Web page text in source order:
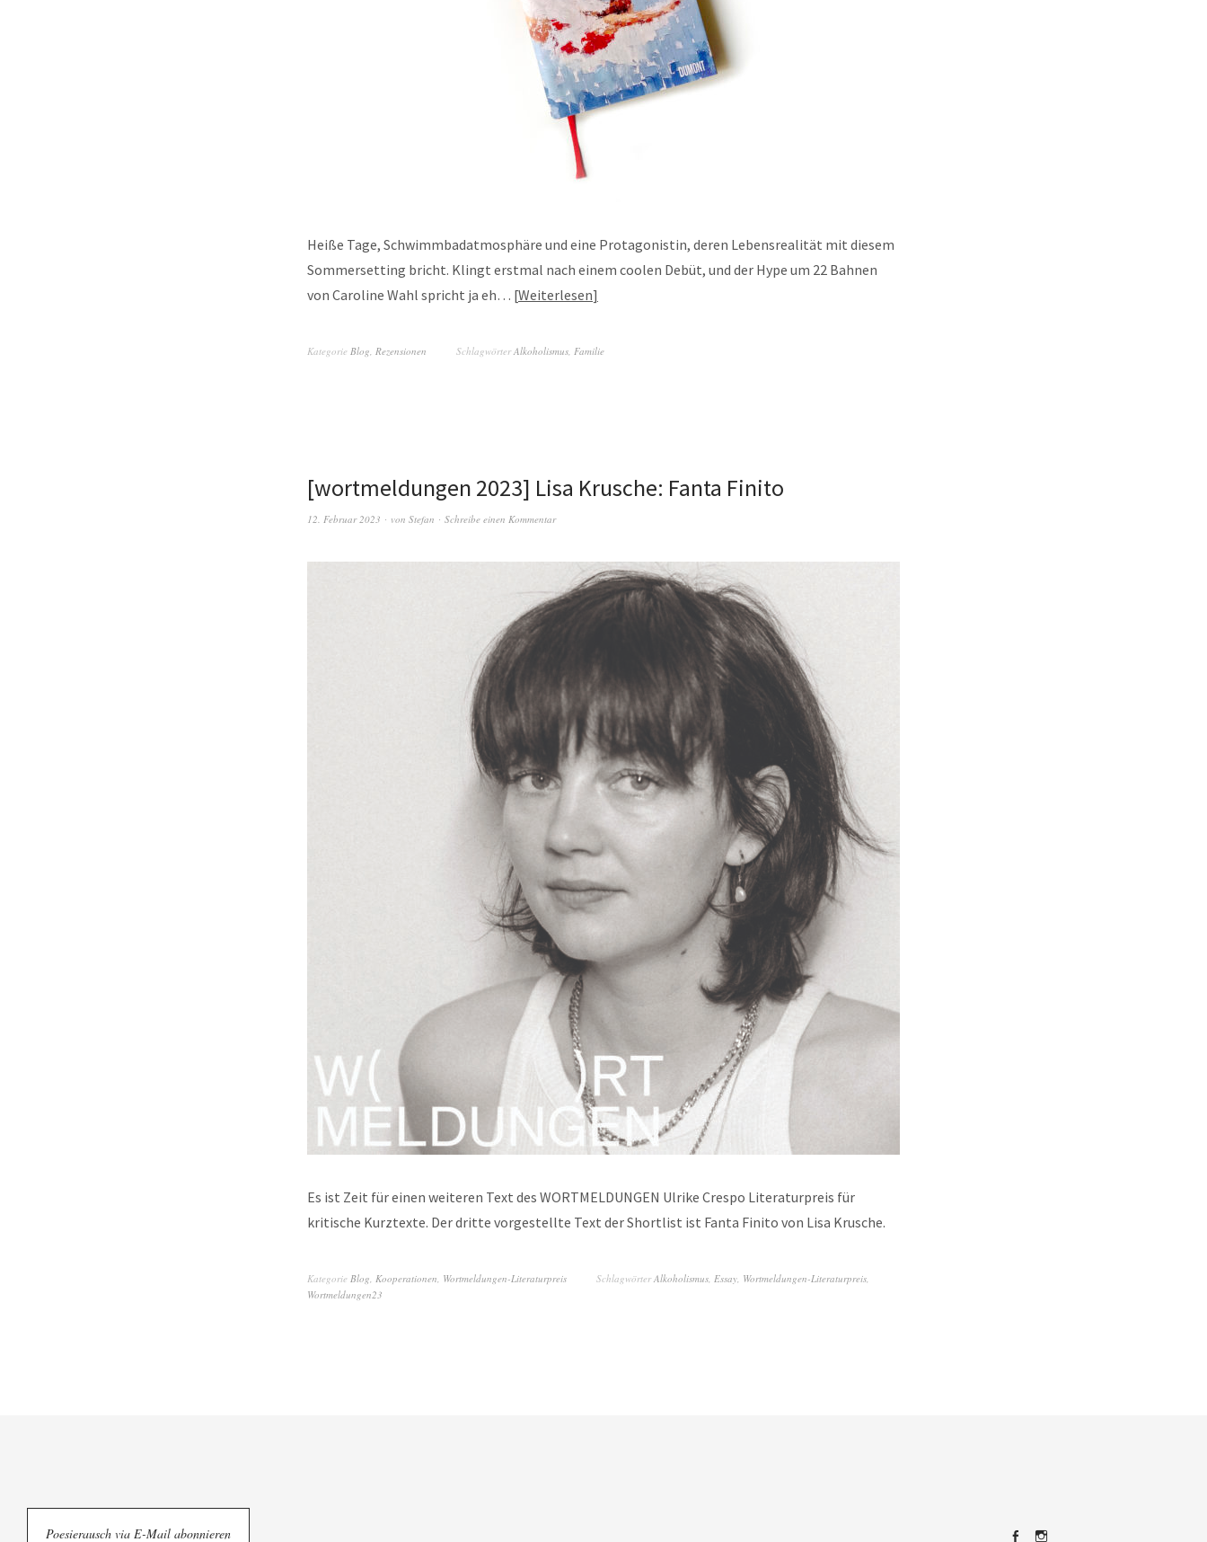
Heiße Tage, Schwimmbadatmosphäre und eine Protagonistin, deren Lebensrealität mit diesem
Sommersetting bricht. Klingt erstmal nach einem coolen Debüt, und der Hype um 22 Bahnen
von Caroline Wahl spricht ja eh… Weiterlesen
Kategorie Blog Rezensionen SchlagwörterAlkoholismus Familie
[wortmeldungen 2023] Lisa Krusche: Fanta Finito
12. Februar 2023 von Stefan Schreibe einen Kommentar
Es ist Zeit für einen weiteren Text des WORTMELDUNGEN Ulrike Crespo Literaturpreis für
kritische Kurztexte. Der dritte vorgestellte Text der Shortlist ist Fanta Finito von Lisa Krusche.
Kategorie Blog Kooperationen Wortmeldungen-Literaturpreis SchlagwörterAlkoholismus Essay Wortmeldungen-Literaturpreis
Wortmeldungen23
Poesierausch via E-Mail abonnieren